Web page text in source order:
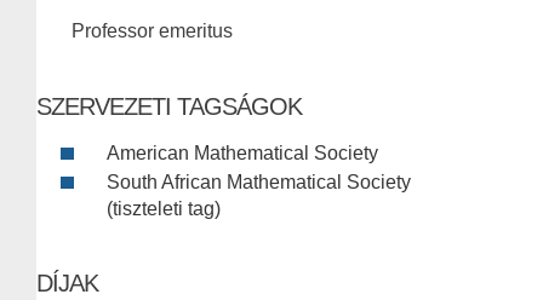
Professor emeritus
SZERVEZETI TAGSÁGOK
American Mathematical Society
South African Mathematical Society
(tiszteleti tag)
DÍJAK